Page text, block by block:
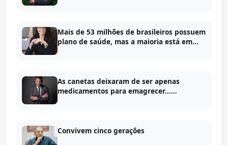
Mais de 53 milhões de brasileiros possuem
plano de saúde, mas a maioria está em...
As canetas deixaram de ser apenas
medicamentos para emagrecer……
Convivem cinco gerações